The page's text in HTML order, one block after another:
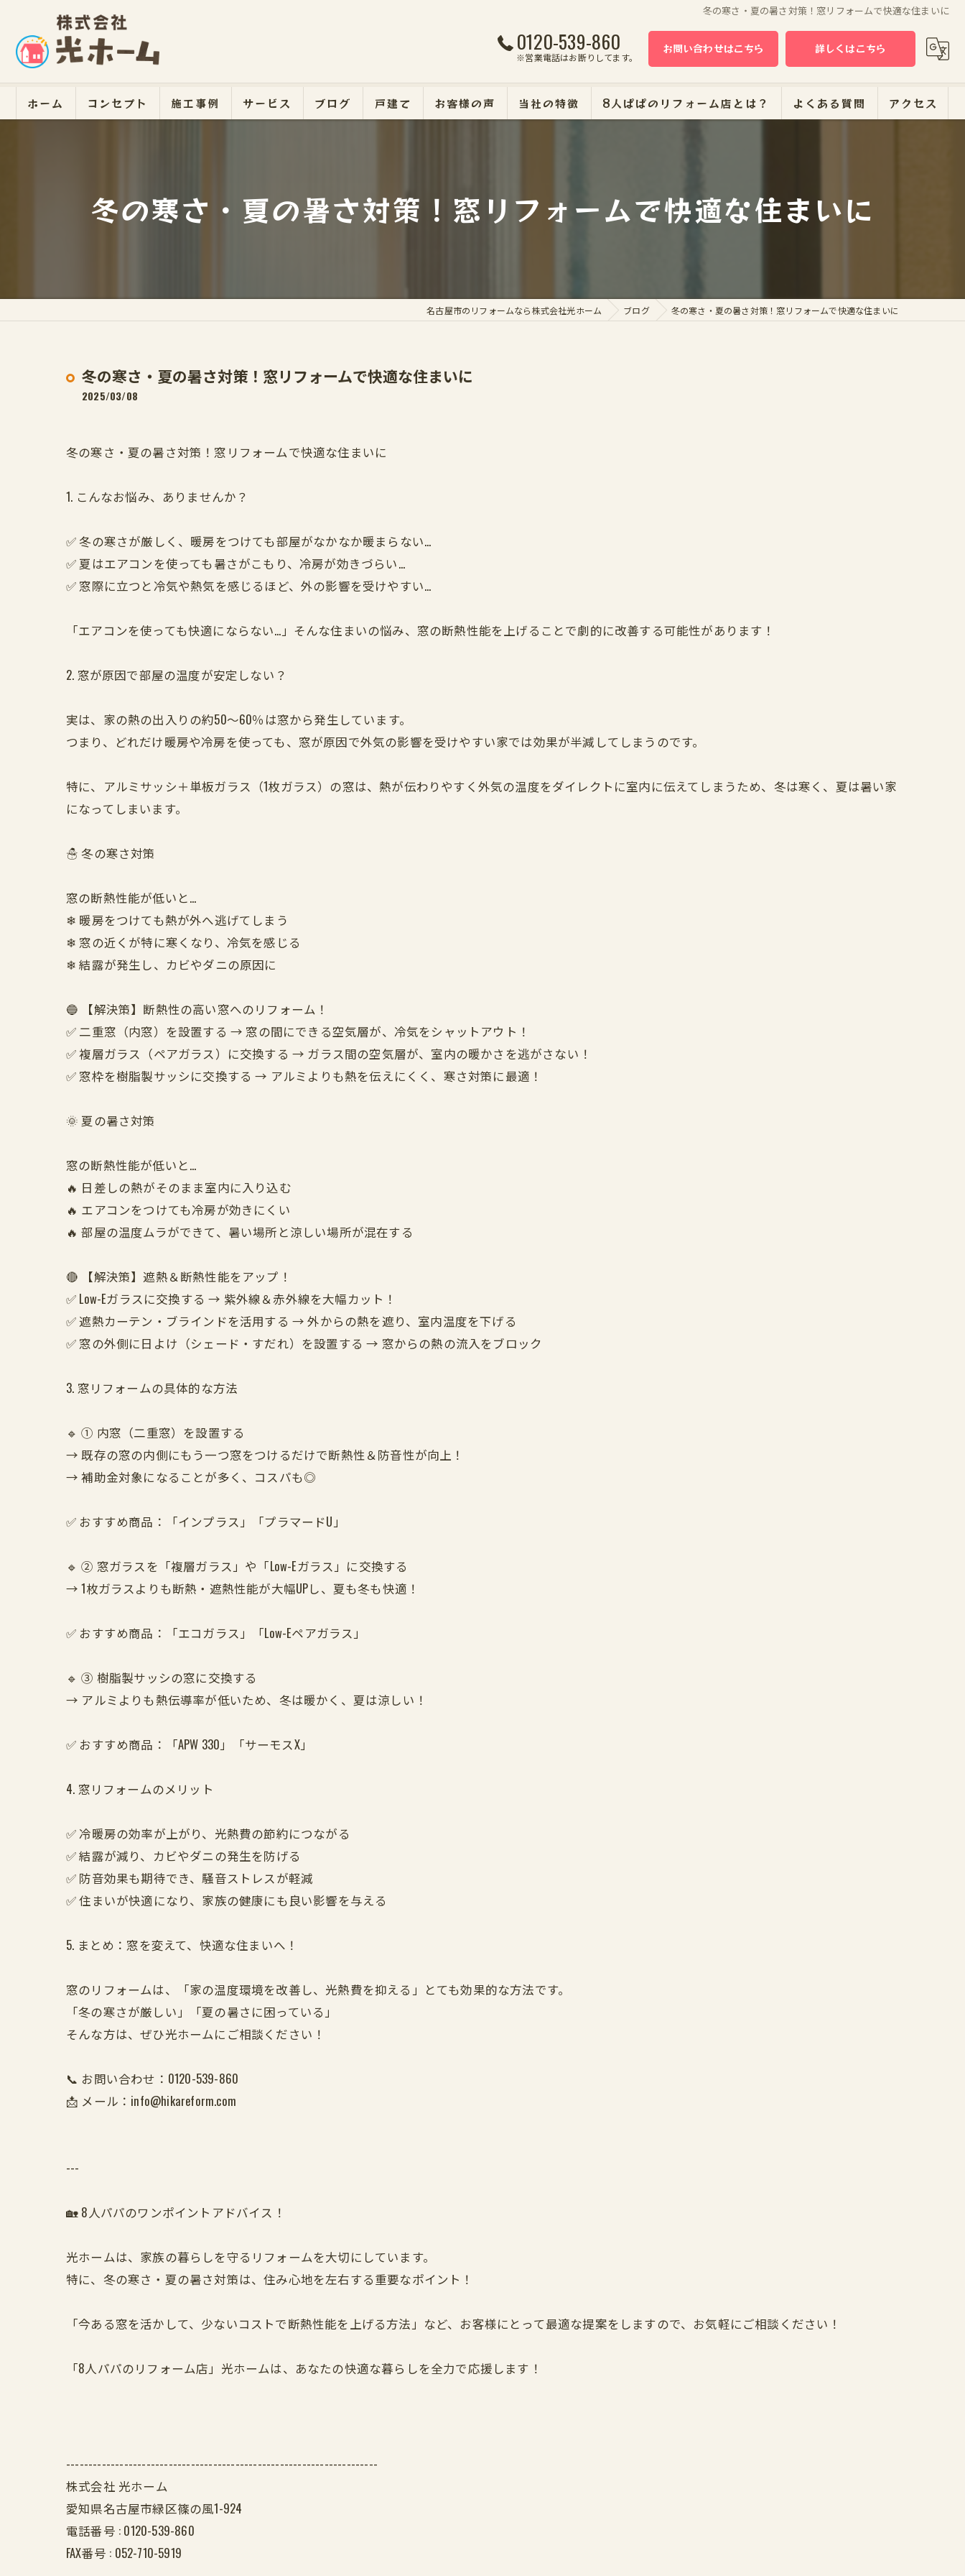
冬の寒さ・夏の暑さ対策！窓リフォームで快適な住まいに
0120-539-860
※営業電話はお断りしてます。
お問い合わせはこちら 詳しくはこちら
ホーム コンセプト 施工事例 サービス ブログ 戸建て お客様の声 当社の特徴
外壁塗装
8人ぱぱのリフォーム店とは？ よくある質問 アクセス
冬の寒さ・夏の暑さ対策！窓リフォームで快適な住まいに
名古屋市のリフォームなら株式会社光ホーム ブログ 冬の寒さ・夏の暑さ対策！窓リフォームで快適な住まいに
冬の寒さ・夏の暑さ対策！窓リフォームで快適な住まいに
2025/03/08
冬の寒さ・夏の暑さ対策！窓リフォームで快適な住まいに
1. こんなお悩み、ありませんか？
✅ 冬の寒さが厳しく、暖房をつけても部屋がなかなか暖まらない…
✅ 夏はエアコンを使っても暑さがこもり、冷房が効きづらい…
✅ 窓際に立つと冷気や熱気を感じるほど、外の影響を受けやすい…
「エアコンを使っても快適にならない…」そんな住まいの悩み、窓の断熱性能を上げることで劇的に改善する可能性があります！
2. 窓が原因で部屋の温度が安定しない？
実は、家の熱の出入りの約50～60％は窓から発生しています。
つまり、どれだけ暖房や冷房を使っても、窓が原因で外気の影響を受けやすい家では効果が半減してしまうのです。
特に、アルミサッシ＋単板ガラス（1枚ガラス）の窓は、熱が伝わりやすく外気の温度をダイレクトに室内に伝えてしまうため、冬は寒く、夏は暑い家
になってしまいます。
☃️ 冬の寒さ対策
窓の断熱性能が低いと…
❄ 暖房をつけても熱が外へ逃げてしまう
❄ 窓の近くが特に寒くなり、冷気を感じる
❄ 結露が発生し、カビやダニの原因に
🔵 【解決策】断熱性の高い窓へのリフォーム！
✅ 二重窓（内窓）を設置する → 窓の間にできる空気層が、冷気をシャットアウト！
✅ 複層ガラス（ペアガラス）に交換する → ガラス間の空気層が、室内の暖かさを逃がさない！
✅ 窓枠を樹脂製サッシに交換する → アルミよりも熱を伝えにくく、寒さ対策に最適！
🌞 夏の暑さ対策
窓の断熱性能が低いと…
🔥 日差しの熱がそのまま室内に入り込む
🔥 エアコンをつけても冷房が効きにくい
🔥 部屋の温度ムラができて、暑い場所と涼しい場所が混在する
🔴 【解決策】遮熱＆断熱性能をアップ！
✅ Low-Eガラスに交換する → 紫外線＆赤外線を大幅カット！
✅ 遮熱カーテン・ブラインドを活用する → 外からの熱を遮り、室内温度を下げる
✅ 窓の外側に日よけ（シェード・すだれ）を設置する → 窓からの熱の流入をブロック
3. 窓リフォームの具体的な方法
🔹 ① 内窓（二重窓）を設置する
→ 既存の窓の内側にもう一つ窓をつけるだけで断熱性＆防音性が向上！
→ 補助金対象になることが多く、コスパも◎
✅ おすすめ商品：「インプラス」「プラマードU」
🔹 ② 窓ガラスを「複層ガラス」や「Low-Eガラス」に交換する
→ 1枚ガラスよりも断熱・遮熱性能が大幅UPし、夏も冬も快適！
✅ おすすめ商品：「エコガラス」「Low-Eペアガラス」
🔹 ③ 樹脂製サッシの窓に交換する
→ アルミよりも熱伝導率が低いため、冬は暖かく、夏は涼しい！
✅ おすすめ商品：「APW 330」「サーモスX」
4. 窓リフォームのメリット
✅ 冷暖房の効率が上がり、光熱費の節約につながる
✅ 結露が減り、カビやダニの発生を防げる
✅ 防音効果も期待でき、騒音ストレスが軽減
✅ 住まいが快適になり、家族の健康にも良い影響を与える
5. まとめ：窓を変えて、快適な住まいへ！
窓のリフォームは、「家の温度環境を改善し、光熱費を抑える」とても効果的な方法です。
「冬の寒さが厳しい」「夏の暑さに困っている」
そんな方は、ぜひ光ホームにご相談ください！
📞 お問い合わせ：0120-539-860
📩 メール：info@hikareform.com
---
🏡 8人パパのワンポイントアドバイス！
光ホームは、家族の暮らしを守るリフォームを大切にしています。
特に、冬の寒さ・夏の暑さ対策は、住み心地を左右する重要なポイント！
「今ある窓を活かして、少ないコストで断熱性能を上げる方法」など、お客様にとって最適な提案をしますので、お気軽にご相談ください！
「8人パパのリフォーム店」光ホームは、あなたの快適な暮らしを全力で応援します！
----------------------------------------------------------------------
株式会社 光ホーム
愛知県名古屋市緑区篠の風1-924
電話番号 : 0120-539-860
FAX番号 : 052-710-5919